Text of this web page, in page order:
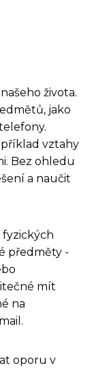
života.
jako
vztahy
Bez ohledu
a naučit
předměty -
mít
na
oporu v